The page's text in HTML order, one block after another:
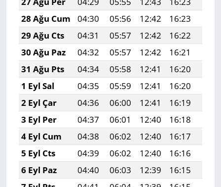
28 Ağu Cum
04:30 05:56 12:42 16:23
29 Ağu Cts
04:31 05:57 12:42 16:22
30 Ağu Paz
04:32 05:57 12:42 16:21
31 Ağu Pts
04:34 05:58 12:41 16:20
1 Eyl Sal
04:35 05:59 12:41 16:20
2 Eyl Çar
04:36 06:00 12:41 16:19
3 Eyl Per
04:37 06:01 12:40 16:18
4 Eyl Cum
04:38 06:02 12:40 16:17
5 Eyl Cts
04:39 06:02 12:40 16:16
6 Eyl Paz
04:40 06:03 12:39 16:15